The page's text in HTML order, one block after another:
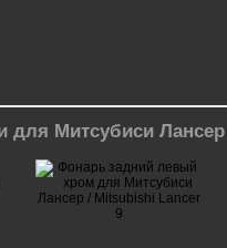
для Митсубиси Лансер